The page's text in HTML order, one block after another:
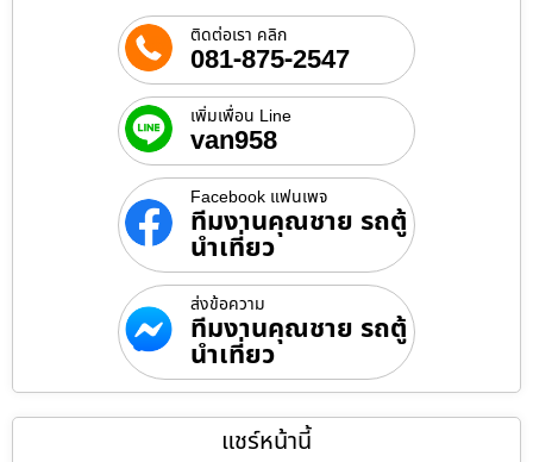
ติดต่อเรา คลิก
081-875-2547
เพิ่มเพื่อน Line
van958
Facebook แฟนเพจ
ทีมงานคุณชาย รถตู้
นำเที่ยว
ส่งข้อความ
ทีมงานคุณชาย รถตู้
นำเที่ยว
แชร์หน้านี้